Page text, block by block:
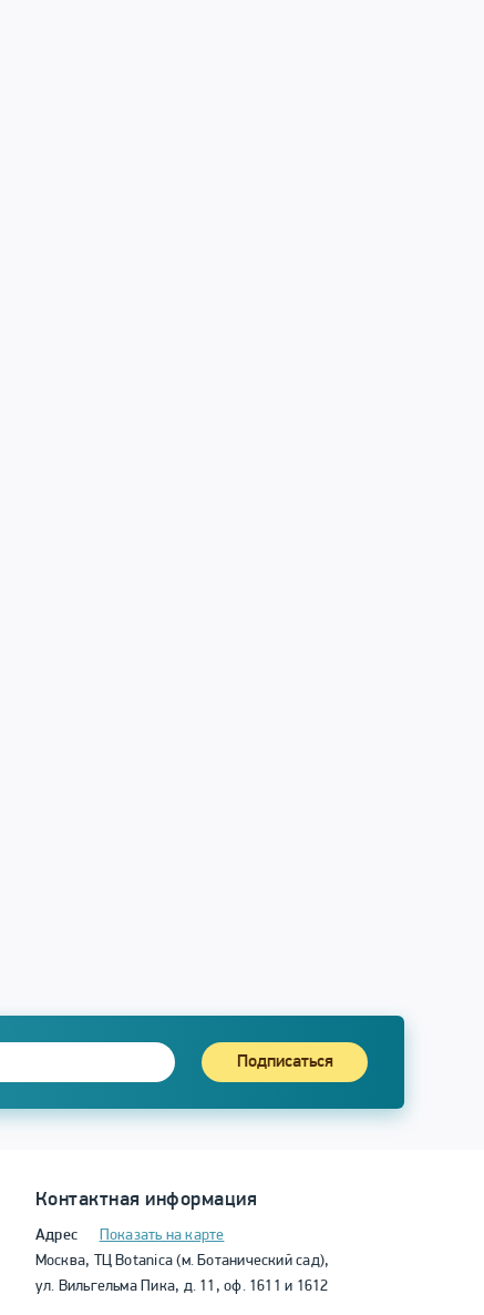
Подписаться
Контактная информация
Адрес
Показать на карте
Москва, ТЦ Botanica (м. Ботанический сад),
ул. Вильгельма Пика, д. 11, оф. 1611 и 1612